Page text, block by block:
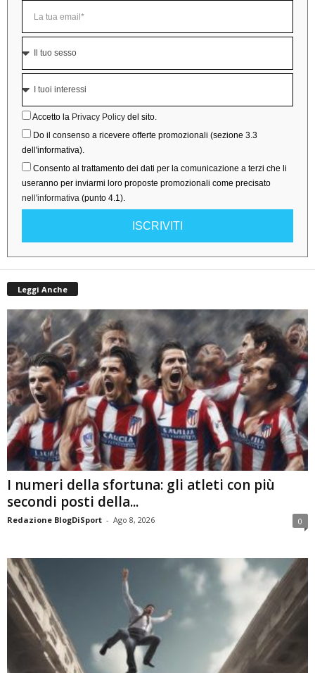
Accetto la Privacy Policy del sito.
Do il consenso a ricevere offerte promozionali (sezione 3.3
dell'informativa).
Consento al trattamento dei dati per la comunicazione a terzi che li
useranno per inviarmi loro proposte promozionali come precisato
nell'informativa (punto 4.1).
ISCRIVITI
Leggi Anche
I numeri della sfortuna: gli atleti con più
secondi posti della...
Redazione BlogDiSport - Ago 8, 2026 0